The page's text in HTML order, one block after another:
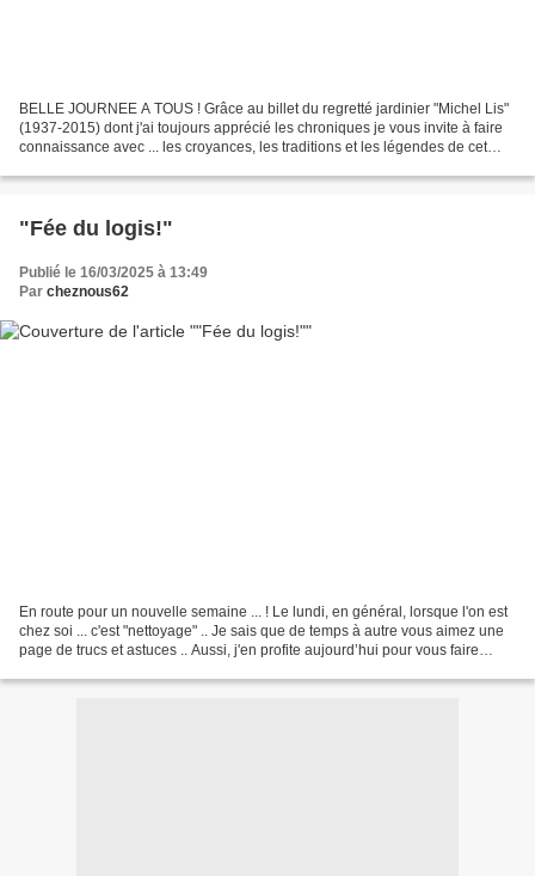
BELLE JOURNEE A TOUS ! Grâce au billet du regretté jardinier "Michel Lis"
(1937-2015) dont j'ai toujours apprécié les chroniques je vous invite à faire
connaissance avec ... les croyances, les traditions et les légendes de cet
"Fée du logis!"
Publié le 16/03/2025 à 13:49
Par cheznous62
En route pour un nouvelle semaine ... ! Le lundi, en général, lorsque l'on est
chez soi ... c'est "nettoyage" .. Je sais que de temps à autre vous aimez une
page de trucs et astuces .. Aussi, j'en profite aujourd’hui pour vous faire